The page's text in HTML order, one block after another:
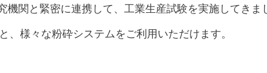
関と緊密に連携して、工業生産試験を実施してきま
様々な粉砕システムをご利用いただけます。